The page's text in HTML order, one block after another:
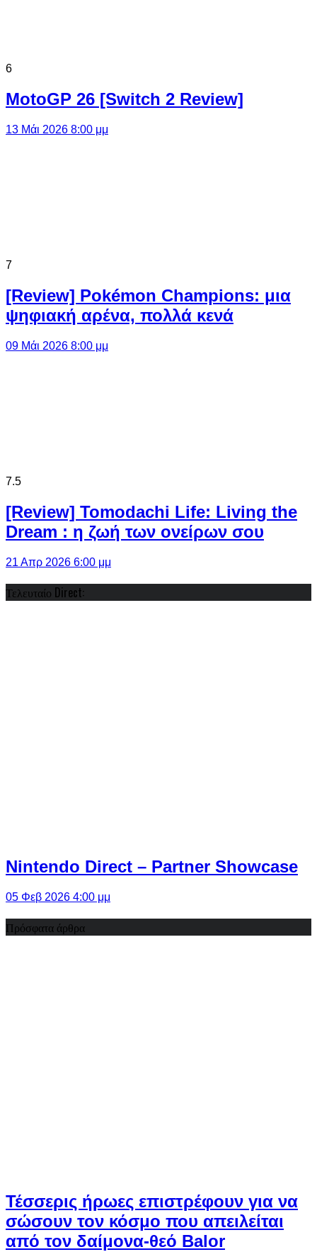
6
MotoGP 26 [Switch 2 Review]
13 Μάι 2026 8:00 μμ
7
[Review] Pokémon Champions: μια
ψηφιακή αρένα, πολλά κενά
09 Μάι 2026 8:00 μμ
7.5
[Review] Tomodachi Life: Living the
Dream : η ζωή των ονείρων σου
21 Απρ 2026 6:00 μμ
Τελευταίο Direct:
Nintendo Direct – Partner Showcase
05 Φεβ 2026 4:00 μμ
Πρόσφατα άρθρα
Τέσσερις ήρωες επιστρέφουν για να
σώσουν τον κόσμο που απειλείται
από τον δαίμονα-θεό Balor